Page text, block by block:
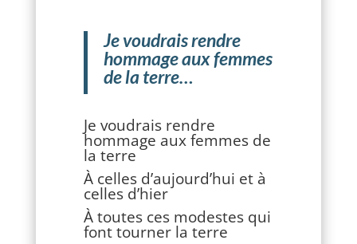
Je voudrais rendre
hommage aux femmes
de la terre…
Je voudrais rendre
hommage aux femmes de
la terre
À celles d’aujourd’hui et à
celles d’hier
À toutes ces modestes qui
font tourner la terre